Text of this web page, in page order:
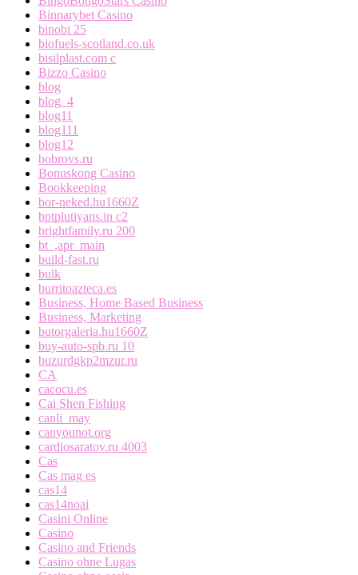
Binnarybet Casino
binobi 25
biofuels-scotland.co.uk
bisilplast.com c
Bizzo Casino
blog
blog_4
blog11
blog111
blog12
bobrovs.ru
Bonuskong Casino
Bookkeeping
bor-neked.hu1660Z
bptplutiyans.in c2
brightfamily.ru 200
bt_,apr_main
build-fast.ru
bulk
burritoazteca.es
Business, Home Based Business
Business, Marketing
butorgaleria.hu1660Z
buy-auto-spb.ru 10
buzurdgkp2mzur.ru
CA
cacocu.es
Cai Shen Fishing
canli_may
canyounot.org
cardiosaratov.ru 4003
Cas
Cas mag es
cas14
cas14noai
Casini Online
Casino
Casino and Friends
Casino ohne Lugas